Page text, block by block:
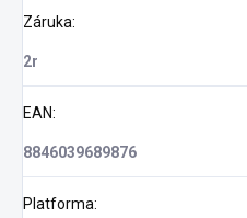
Záruka:
2r
EAN:
8846039689876
Platforma: